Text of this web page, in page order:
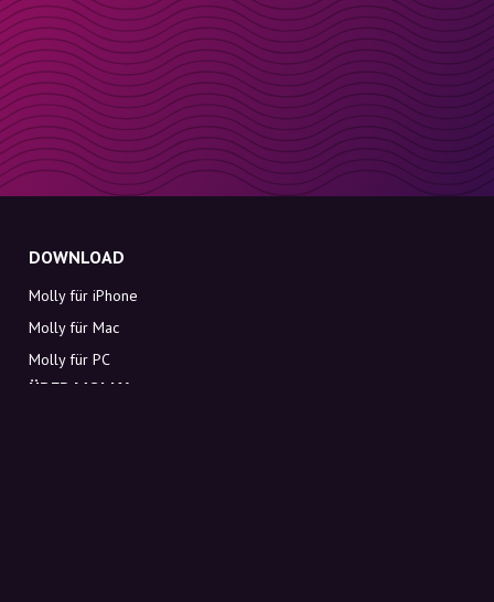
DOWNLOAD
Molly für iPhone
Molly für Mac
Molly für PC
ÜBER MOLLY